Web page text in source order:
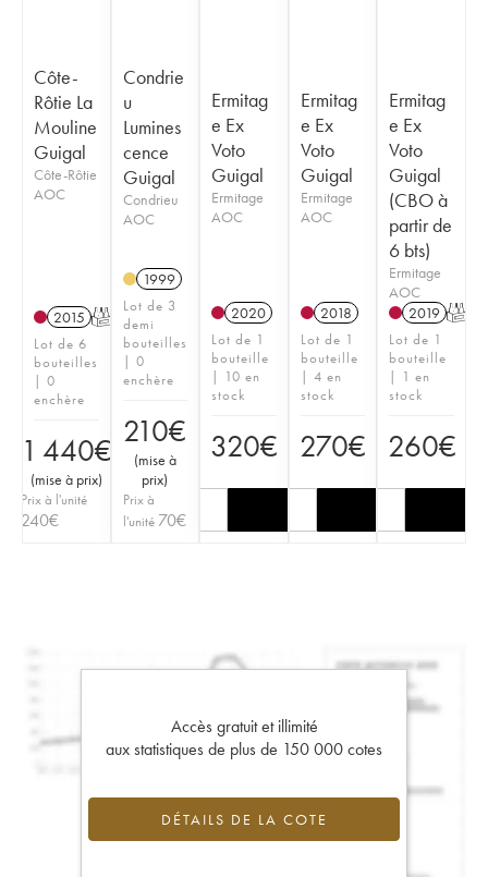
Côte-
Rôtie La
Mouline
Guigal
Côte-Rôtie
AOC
2015 T
Lot de 6
bouteilles
| 0
enchère
1 440€
(mise à prix)
Prix à l'unité
240€
Condrie
u
Lumines
cence
Guigal
Condrieu
AOC
1999
Lot de 3
demi
bouteilles
| 0
enchère
210€
(mise à
prix)
Prix à
l'unité 70€
Ermitag
e Ex
Voto
Guigal
Ermitage
AOC
2020
Lot de 1
bouteille
| 10 en
stock
320€
Ermitag
e Ex
Voto
Guigal
Ermitage
AOC
2018
Lot de 1
bouteille
| 4 en
stock
270€
Ermitag
e Ex
Voto
Guigal
(CBO à
partir de
6 bts)
Ermitage
AOC
2019 T
Lot de 1
bouteille
| 1 en
stock
260€
Accès gratuit et illimité
aux statistiques de plus de 150 000 cotes
DÉTAILS DE LA COTE